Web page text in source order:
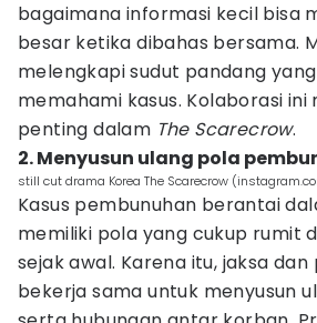
bagaimana informasi kecil bisa
besar ketika dibahas bersama.
melengkapi sudut pandang
memahami kasus. Kolaborasi ini
penting dalam The Scarecrow.
2. Menyusun ulang pola
still cut drama Korea The Scarecrow
Kasus pembunuhan berantai
memiliki pola yang cukup rumit
sejak awal. Karena itu, jaksa dan
bekerja sama untuk menyusun